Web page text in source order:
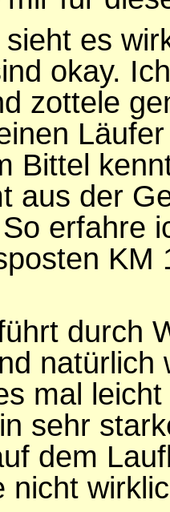
es
okay.
zottele
Bittel
aus der
erfahre
KM
durch
natürlich
mal
sehr
dem
nicht